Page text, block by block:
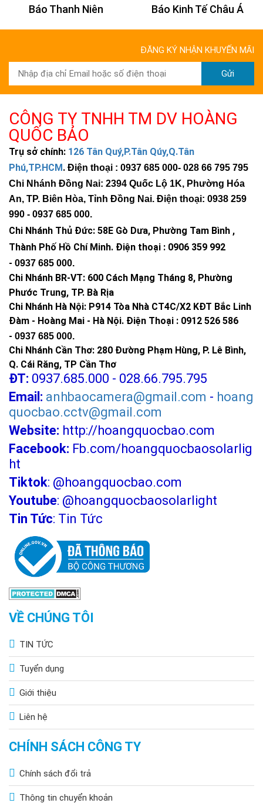
Bình Phước , Thành Phố Thủ Đức.
Chi Nhánh BR-VT: 477 Cách Mạng Tháng 8, P.Phước
Nguyên, TP. Bà Rịa, Vũng Tàu
Chi Nhánh Hà Nội: P914 Tòa Nhà CT4C/X2 KĐT Bắc
Linh Đàm - Hoàng Mai - Hà Nội.
Chi Nhánh Cần Thơ: 280 Đường Phạm Hùng, P. Lê
Bình, Q. Cái Răng, TP Cần Thơ
>>> Xem thêm:
Đèn led 100W giá rẻchỉ từ 390k
Đèn pha led giá rẻchính hãng, chất lượng
chỉ từ 190k
Đèn cao áp
Đèn led nhà xưởngchỉ từ 320k, giao toàn
quốc, độ sáng mạnh
Báo Thanh Niên Báo Kinh Tế Châu Á
ĐĂNG KÝ NHẬN KHUYẾN MÃI
Gửi
CÔNG TY TNHH TM DV HOÀNG
QUỐC BẢO
Trụ sở chính: 126 Tân Quý,P.Tân Qúy,Q.Tân
Phú,TP.HCM. Điện thoại : 0937 685 000- 028 66 795 795
Chi Nhánh Đồng Nai: 2394 Quốc Lộ 1K, Phường Hóa
An, TP. Biên Hòa, Tỉnh Đồng Nai. Điện thoại: 0938 259
990 - 0937 685 000.
Chi Nhánh Thủ Đức: 58E Gò Dưa, Phường Tam Bình ,
Thành Phố Hồ Chí Minh. Điện thoại : 0906 359 992
- 0937 685 000.
Chi Nhánh BR-VT: 600 Cách Mạng Tháng 8, Phường
Phước Trung, TP. Bà Rịa
Chi Nhánh Hà Nội: P914 Tòa Nhà CT4C/X2 KĐT Bắc Linh
Đàm - Hoàng Mai - Hà Nội. Điện Thoại : 0912 526 586
- 0937 685 000.
Chi Nhánh Cần Thơ: 280 Đường Phạm Hùng, P. Lê Bình,
Q. Cái Răng, TP Cần Thơ
ĐT: 0937.685.000 - 028.66.795.795
Email: anhbaocamera@gmail.com - hoang
quocbao.cctv@gmail.com
Website: http://hoangquocbao.com
Facebook: Fb.com/hoangquocbaosolarlig
ht
Tiktok: @hoangquocbao.com
Youtube: @hoangquocbaosolarlight
Tin Tức: Tin Tức
VỀ CHÚNG TÔI
TIN TỨC
Tuyển dụng
Giới thiệu
Liên hệ
CHÍNH SÁCH CÔNG TY
Chính sách đổi trả
Thông tin chuyển khoản